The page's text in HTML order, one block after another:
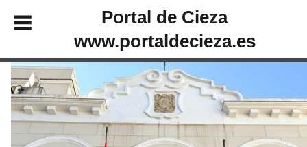
Portal de Cieza
www.portaldecieza.es